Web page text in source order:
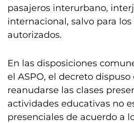
pasajeros interurbano,
internacional, salvo para
autorizados.
En las disposiciones
el ASPO, el decreto
reanudarse las clases
actividades educativas no
presenciales de acuerdo a